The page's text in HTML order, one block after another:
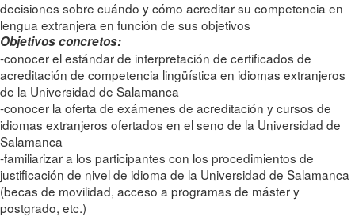
decisiones sobre cuándo y cómo acreditar su competencia en
lengua extranjera en función de sus objetivos
Objetivos concretos:
-conocer el estándar de interpretación de certificados de
acreditación de competencia lingüística en idiomas extranjeros
de la Universidad de Salamanca
-conocer la oferta de exámenes de acreditación y cursos de
idiomas extranjeros ofertados en el seno de la Universidad de
Salamanca
-familiarizar a los participantes con los procedimientos de
justificación de nivel de idioma de la Universidad de Salamanca
(becas de movilidad, acceso a programas de máster y
postgrado, etc.)